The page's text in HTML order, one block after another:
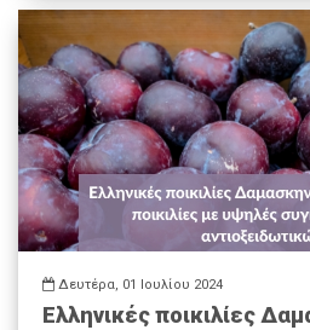
Δευτέρα, 01 Ιουλίου 2024
Ελληνικές ποικιλίες